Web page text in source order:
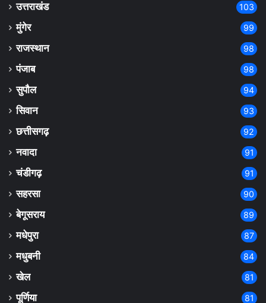
उत्तराखंड 103
मुंगेर 99
राजस्थान 98
पंजाब 98
सुपौल 94
सिवान 93
छत्तीसगढ़ 92
नवादा 91
चंडीगढ़ 91
सहरसा 90
बेगूसराय 89
मधेपुरा 87
मधुबनी 84
खेल 81
पूर्णिया 81